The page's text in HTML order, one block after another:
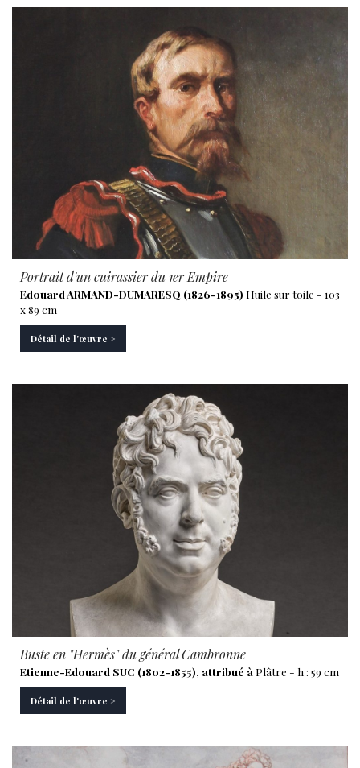
Portrait d'un cuirassier du 1er Empire
Edouard ARMAND-DUMARESQ (1826-1895) Huile sur toile - 103
x 89 cm
Détail de l'œuvre >
Buste en "Hermès" du général Cambronne
Etienne-Edouard SUC (1802-1855), attribué à Plâtre - h : 59 cm
Détail de l'œuvre >